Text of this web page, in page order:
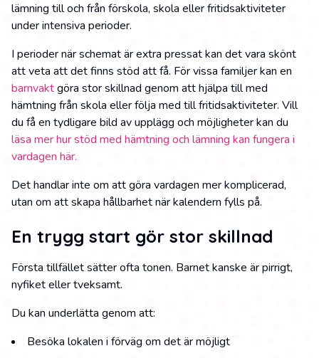
lämning till och från förskola, skola eller fritidsaktiviteter
under intensiva perioder.
I perioder när schemat är extra pressat kan det vara skönt
att veta att det finns stöd att få. För vissa familjer kan en
barnvaktgöra stor skillnad genom att hjälpa till med
hämtning från skola eller följa med till fritidsaktiviteter. Vill
du få en tydligare bild av upplägg och möjligheter kan du
läsa mer hur stöd med hämtning och lämning kan fungera i
vardagen här.
Det handlar inte om att göra vardagen mer komplicerad,
utan om att skapa hållbarhet när kalendern fylls på.
En trygg start gör stor skillnad
Första tillfället sätter ofta tonen. Barnet kanske är pirrigt,
nyfiket eller tveksamt.
Du kan underlätta genom att:
Besöka lokalen i förväg om det är möjligt